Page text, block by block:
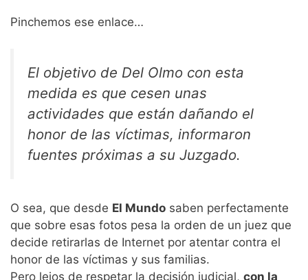
Pinchemos ese enlace…
El objetivo de Del Olmo con esta
medida es que cesen unas
actividades que están dañando el
honor de las víctimas, informaron
fuentes próximas a su Juzgado.
O sea, que desde El Mundo saben perfectamente
que sobre esas fotos pesa la orden de un juez que
decide retirarlas de Internet por atentar contra el
honor de las víctimas y sus familias.
Pero lejos de respetar la decisión judicial, con la